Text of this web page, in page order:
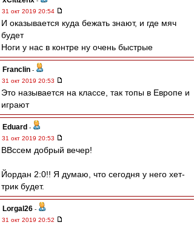
31 окт 2019 20:54
И оказывается куда бежать знают, и где мяч
будет
Ноги у нас в контре ну очень быстрые
Franclin -
31 окт 2019 20:53
Это называется на классе, так топы в Европе и
играют
Eduard -
31 окт 2019 20:53
ВВссем добрый вечер!
Йордан 2:0!! Я думаю, что сегодня у него хет-
трик будет.
Lorgal26 -
31 окт 2019 20:52